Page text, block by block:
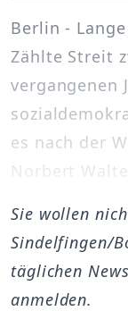
Berlin -
Zählte Streit
vergangenen
es nach der
Norbert
Sie wollen
Sindelfingen/
täglichen
anmelden.